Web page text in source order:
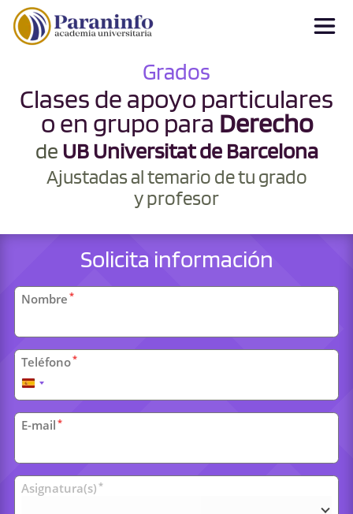
Grados
Clases de apoyo particulares
o en grupo para Derecho
de UB Universitat de Barcelona
Ajustadas al temario de tu grado
y profesor
Solicita información
Datos
personales
Nombre *
Teléfono*
España
+34
E-mail *
Clases
universitarias
Asignatura(s) *